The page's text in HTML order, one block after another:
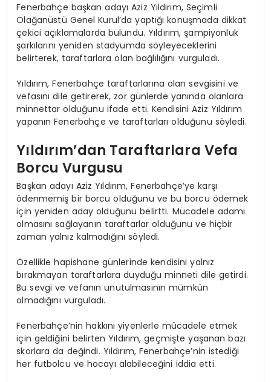
Fenerbahçe başkan adayı Aziz Yıldırım, Seçimli
Olağanüstü Genel Kurul’da yaptığı konuşmada dikkat
çekici açıklamalarda bulundu. Yıldırım, şampiyonluk
şarkılarını yeniden stadyumda söyleyeceklerini
belirterek, taraftarlara olan bağlılığını vurguladı.
Yıldırım, Fenerbahçe taraftarlarına olan sevgisini ve
vefasını dile getirerek, zor günlerde yanında olanlara
minnettar olduğunu ifade etti. Kendisini Aziz Yıldırım
yapanın Fenerbahçe ve taraftarları olduğunu söyledi.
Yıldırım’dan Taraftarlara Vefa
Borcu Vurgusu
Başkan adayı Aziz Yıldırım, Fenerbahçe’ye karşı
ödenmemiş bir borcu olduğunu ve bu borcu ödemek
için yeniden aday olduğunu belirtti. Mücadele adamı
olmasını sağlayanın taraftarlar olduğunu ve hiçbir
zaman yalnız kalmadığını söyledi.
Özellikle hapishane günlerinde kendisini yalnız
bırakmayan taraftarlara duyduğu minneti dile getirdi.
Bu sevgi ve vefanın unutulmasının mümkün
olmadığını vurguladı.
Fenerbahçe’nin hakkını yiyenlerle mücadele etmek
için geldiğini belirten Yıldırım, geçmişte yaşanan bazı
skorlara da değindi. Yıldırım, Fenerbahçe’nin istediği
her futbolcu ve hocayı alabileceğini iddia etti.